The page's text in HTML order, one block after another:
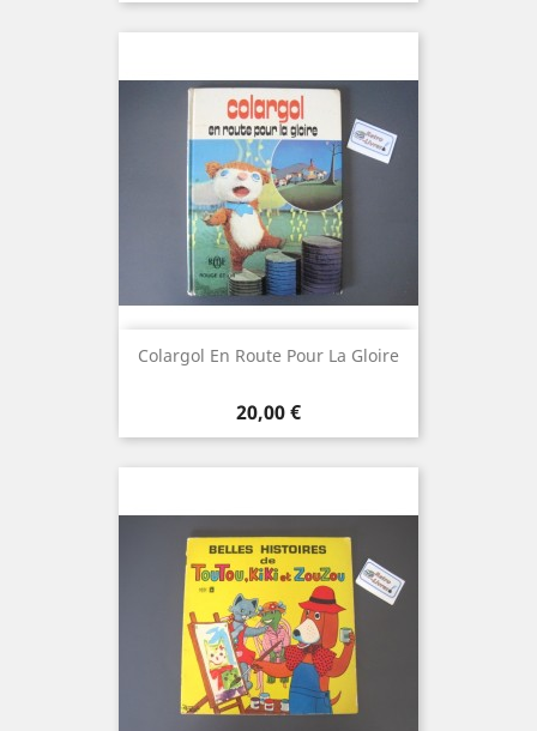
Colargol En Route Pour La Gloire
Prix
20,00 €